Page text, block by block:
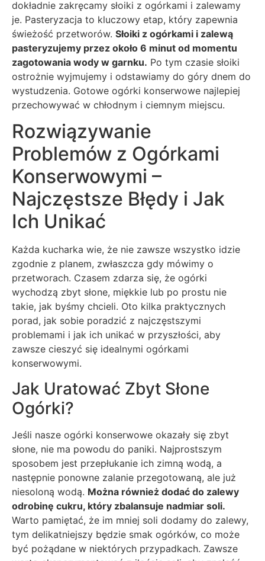
dokładnie zakręcamy słoiki z ogórkami i zalewamy
je. Pasteryzacja to kluczowy etap, który zapewnia
świeżość przetworów. Słoiki z ogórkami i zalewą
pasteryzujemy przez około 6 minut od momentu
zagotowania wody w garnku. Po tym czasie słoiki
ostrożnie wyjmujemy i odstawiamy do góry dnem do
wystudzenia. Gotowe ogórki konserwowe najlepiej
przechowywać w chłodnym i ciemnym miejscu.
Rozwiązywanie
Problemów z Ogórkami
Konserwowymi –
Najczęstsze Błędy i Jak
Ich Unikać
Każda kucharka wie, że nie zawsze wszystko idzie
zgodnie z planem, zwłaszcza gdy mówimy o
przetworach. Czasem zdarza się, że ogórki
wychodzą zbyt słone, miękkie lub po prostu nie
takie, jak byśmy chcieli. Oto kilka praktycznych
porad, jak sobie poradzić z najczęstszymi
problemami i jak ich unikać w przyszłości, aby
zawsze cieszyć się idealnymi ogórkami
konserwowymi.
Jak Uratować Zbyt Słone
Ogórki?
Jeśli nasze ogórki konserwowe okazały się zbyt
słone, nie ma powodu do paniki. Najprostszym
sposobem jest przepłukanie ich zimną wodą, a
następnie ponowne zalanie przegotowaną, ale już
niesoloną wodą. Można również dodać do zalewy
odrobinę cukru, który zbalansuje nadmiar soli.
Warto pamiętać, że im mniej soli dodamy do zalewy,
tym delikatniejszy będzie smak ogórków, co może
być pożądane w niektórych przypadkach. Zawsze